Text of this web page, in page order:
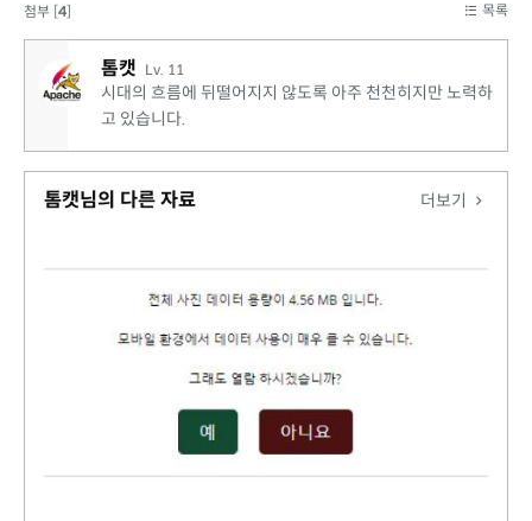
첨부 [4] 목록
톰캣 Lv. 11
시대의 흐름에 뒤떨어지지 않도록 아주 천천히지만 노력하
고 있습니다.
톰캣님의 다른 자료 더보기